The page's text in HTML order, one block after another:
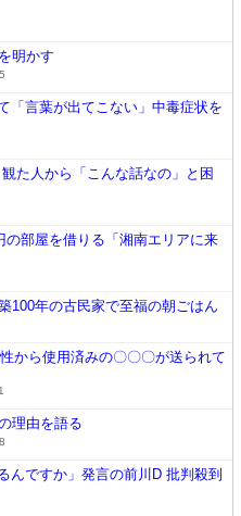
明かす
「言葉が出てこない」中毒症状を
た人から「こんな話なの」と困
の部屋を借りる「湘南エリアに来
100年の古民家で至福の朝ごはん
から使用済みの〇〇〇が送られて
理由を語る
んですか」発言の前川D 批判殺到